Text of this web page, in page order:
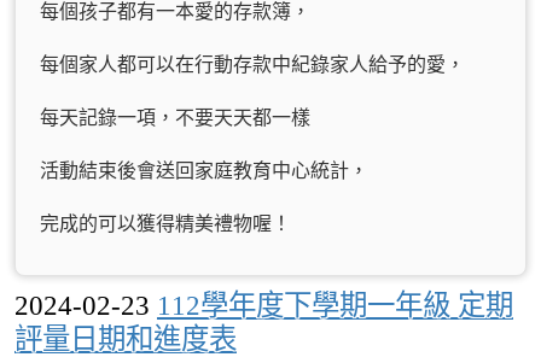
每個孩子都有一本愛的存款簿，
每個家人都可以在行動存款中紀錄家人給予的愛，
每天記錄一項，不要天天都一樣
活動結束後會送回家庭教育中心統計，
完成的可以獲得精美禮物喔！
2024-02-23 112學年度下學期一年級 定期
評量日期和進度表